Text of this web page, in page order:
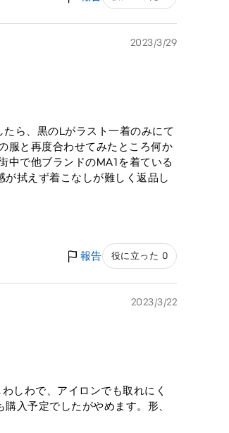
2023/3/29
ら、黒のLがラスト一着のみにて
服と再度合わせてみたところ何か
中で他ブランドのMA1を着ている
拭えず着こなしが難しく返品し
報告 役に立った 0
2023/3/22
しわで、アイロンでも取れにく
入予定でしたがやめます。形、